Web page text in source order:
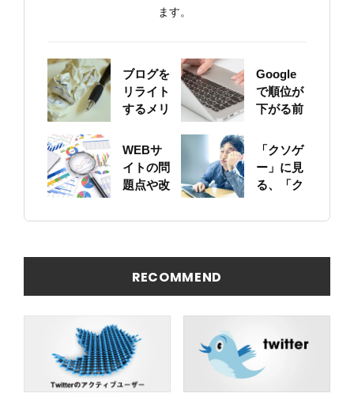
ます。
ブログを
リライト
するメリ
いて
Google
で順位が
下がる前
のサイト
をちゃん
と確認し
WEBサ
イトの問
題点や改
トの概要
見つける
方法
「クソゲ
ー」に見
る、「ク
ト」の原
RECOMMEND